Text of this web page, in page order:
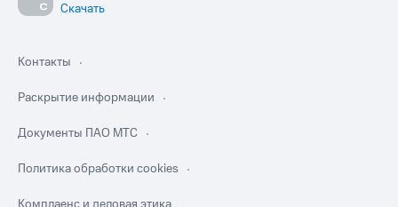
Скачать
Контакты
Раскрытие информации
Документы ПАО МТС
Политика обработки cookies